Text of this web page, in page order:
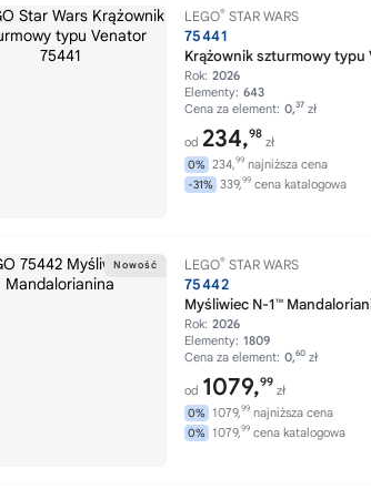
LEGO® STAR WARS
75441
Krążownik szturmowy typu
Rok: 2026
Elementy: 643
Cena za element: 0,37 zł
od 234,98
zł
0% 234,99 najniższa cena
-31% 339,99 cena katalogowa
LEGO® STAR WARS
75442
Myśliwiec N-1™
Rok: 2026
Elementy: 1809
Cena za element: 0,60 zł
od 1079,99
zł
0% 1079,99 najniższa cena
0% 1079,99 cena katalogowa